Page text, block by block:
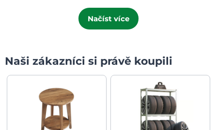
Načíst více
Naši zákazníci si právě koupili